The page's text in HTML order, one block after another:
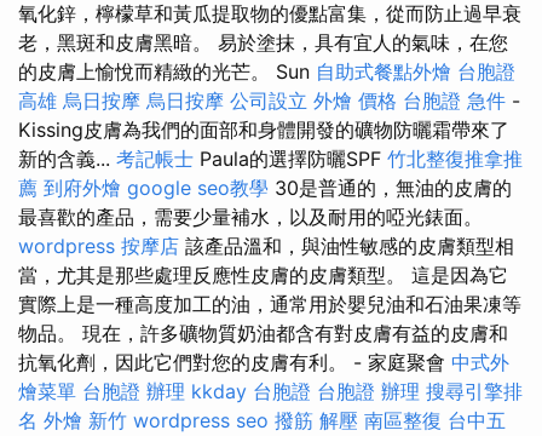
氧化鋅，檸檬草和黃瓜提取物的優點富集，從而防止過早衰
老，黑斑和皮膚黑暗。 易於塗抹，具有宜人的氣味，在您
的皮膚上愉悅而精緻的光芒。 Sun 自助式餐點外燴 台胞證
高雄 烏日按摩 烏日按摩 公司設立 外燴 價格 台胞證 急件 -
Kissing皮膚為我們的面部和身體開發的礦物防曬霜帶來了
新的含義... 考記帳士 Paula的選擇防曬SPF 竹北整復推拿推
薦 到府外燴 google seo教學 30是普通的，無油的皮膚的
最喜歡的產品，需要少量補水，以及耐用的啞光錶面。
wordpress 按摩店 該產品溫和，與油性敏感的皮膚類型相
當，尤其是那些處理反應性皮膚的皮膚類型。 這是因為它
實際上是一種高度加工的油，通常用於嬰兒油和石油果凍等
物品。 現在，許多礦物質奶油都含有對皮膚有益的皮膚和
抗氧化劑，因此它們對您的皮膚有利。 - 家庭聚會 中式外
燴菜單 台胞證 辦理 kkday 台胞證 台胞證 辦理 搜尋引擎排
名 外燴 新竹 wordpress seo 撥筋 解壓 南區整復 台中五